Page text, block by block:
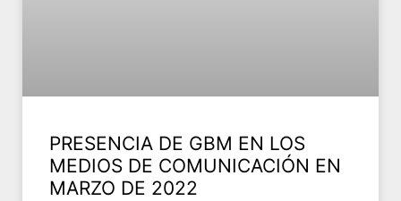
PRESENCIA DE GBM EN LOS
MEDIOS DE COMUNICACIÓN EN
MARZO DE 2022